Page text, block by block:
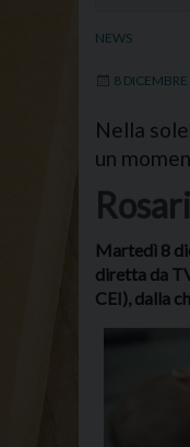
NEWS
8
Nella
un
Martedì 8
diretta da
CEI), dalla